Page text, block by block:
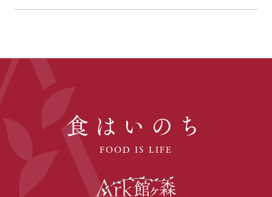
食はいのち
FOOD IS LIFE